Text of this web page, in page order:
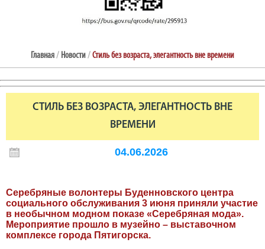
Главная/ Новости/Стиль без возраста, элегантность вне времени
СТИЛЬ БЕЗ ВОЗРАСТА, ЭЛЕГАНТНОСТЬ ВНЕ
ВРЕМЕНИ
04.06.2026
Серебряные волонтеры Буденновского центра
социального обслуживания 3 июня приняли участие
в необычном модном показе «Серебряная мода».
Мероприятие прошло в музейно – выставочном
комплексе города Пятигорска.